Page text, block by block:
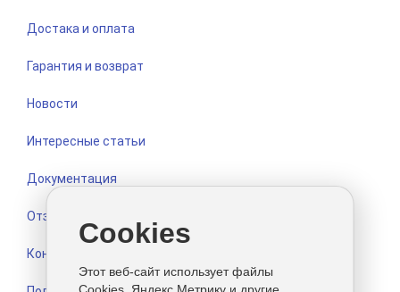
Достака и оплата
Гарантия и возврат
Новости
Интересные статьи
Документация
Отзывы
Контакты
Cookies
Этот веб-сайт использует файлы